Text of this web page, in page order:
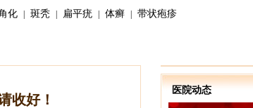
化 斑秃 扁平疣 体癣 带状疱疹
收好！
医院动态